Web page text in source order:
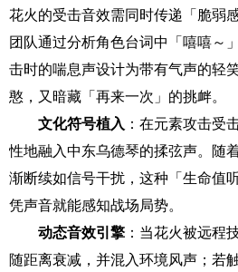
花火的受击音效需同时传递「脆弱
团队通过分析角色台词中「嘻嘻～
击时的喘息声设计为带有气声的轻
憨，又暗藏「再来一次」的挑衅。
文化符号植入 ：在元素攻击受
性地融入中东乌德琴的揉弦声。随
渐断续如信号干扰，这种「生命值
凭声音就能感知战场局势。
动态音效引擎 ：当花火被远程
随距离衰减，并混入环境风声；若